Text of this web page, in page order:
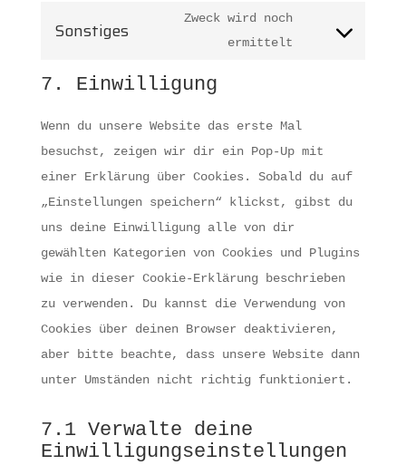
google-
service
Sonstiges
Zweck wird noch
ermittelt
Consent
7. Einwilligung
Wenn du unsere Website das erste Mal
besuchst, zeigen wir dir ein Pop-Up mit
einer Erklärung über Cookies. Sobald du auf
„Einstellungen speichern“ klickst, gibst du
uns deine Einwilligung alle von dir
gewählten Kategorien von Cookies und Plugins
wie in dieser Cookie-Erklärung beschrieben
zu verwenden. Du kannst die Verwendung von
Cookies über deinen Browser deaktivieren,
aber bitte beachte, dass unsere Website dann
unter Umständen nicht richtig funktioniert.
7.1 Verwalte deine
Einwilligungseinstellungen